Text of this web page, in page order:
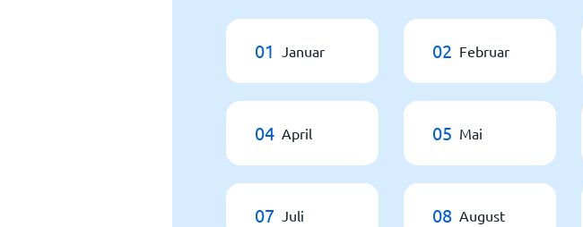
01 Januar 02 Februar
04 April 05 Mai
07 Juli 08 August